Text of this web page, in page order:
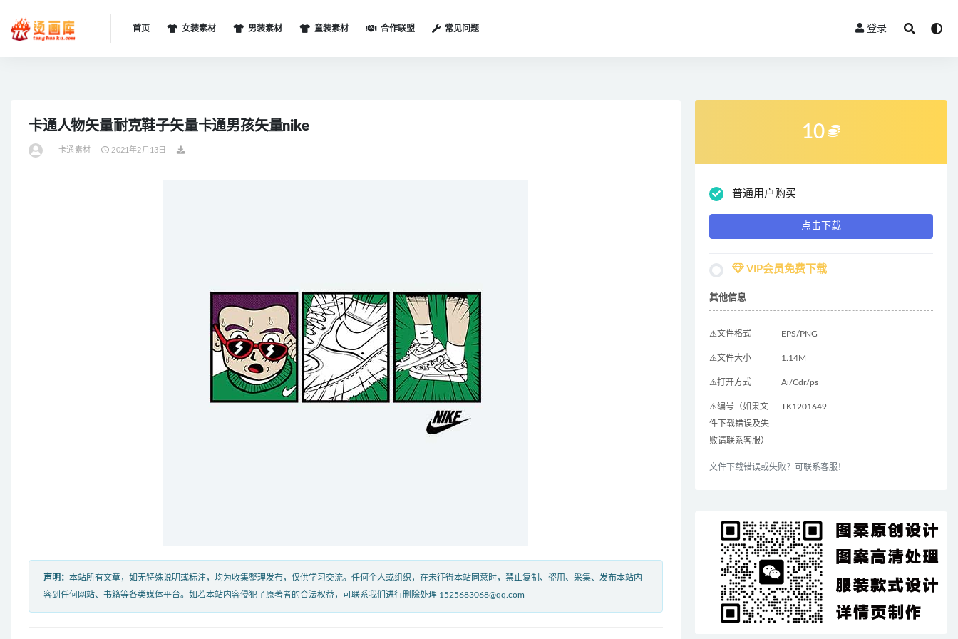
首页 女装素材 男装素材 童装素材 合作联盟 常见问题 登录
卡通人物矢量耐克鞋子矢量卡通男孩矢量nike
- 卡通素材 2021年2月13日
声明： 本站所有文章，如无特殊说明或标注，均为收集整理发布，仅供学习交流。任何个人或组织，在未征得本站同意时，禁止复制、盗用、采集、发布本站内
容到任何网站、书籍等各类媒体平台。如若本站内容侵犯了原著者的合法权益，可联系我们进行删除处理 1525683068@qq.com
10
普通用户购买
点击下载
VIP会员免费下载
其他信息
⚠️文件格式 EPS/PNG
⚠️文件大小 1.14M
⚠️打开方式 Ai/Cdr/ps
⚠️编号（如果文
件下载错误及失
败请联系客服）
TK1201649
文件下载错误或失败？可联系客服！